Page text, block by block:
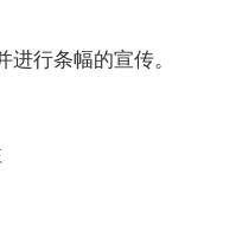
行条幅的宣传。